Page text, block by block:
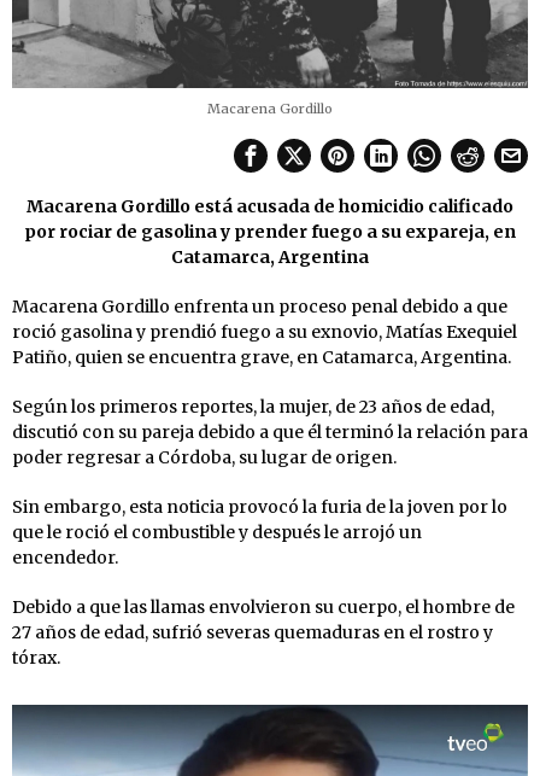
Macarena Gordillo
Macarena Gordillo está acusada de homicidio calificado
por rociar de gasolina y prender fuego a su expareja, en
Catamarca, Argentina
Macarena Gordillo enfrenta un proceso penal debido a que
roció gasolina y prendió fuego a su exnovio, Matías Exequiel
Patiño, quien se encuentra grave, en Catamarca, Argentina.
Según los primeros reportes, la mujer, de 23 años de edad,
discutió con su pareja debido a que él terminó la relación para
poder regresar a Córdoba, su lugar de origen.
Sin embargo, esta noticia provocó la furia de la joven por lo
que le roció el combustible y después le arrojó un
encendedor.
Debido a que las llamas envolvieron su cuerpo, el hombre de
27 años de edad, sufrió severas quemaduras en el rostro y
tórax.